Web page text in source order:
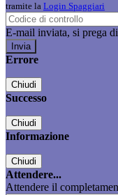
tramite la Login Spaggiari
E-mail inviata, si prega
Errore
Chiudi
Successo
Chiudi
Informazione
Chiudi
Attendere...
Attendere il